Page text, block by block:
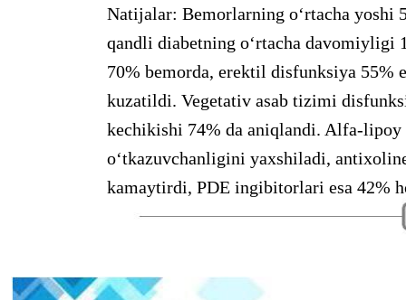
Natijalar: Bemorlarning o‘rtacha yoshi
qandli diabetning o‘rtacha davomiyligi
70% bemorda, erektil disfunksiya 55%
kuzatildi. Vegetativ asab tizimi
kechikishi 74% da aniqlandi. Alfa-lipoy
o‘tkazuvchanligini yaxshiladi,
kamaytirdi, PDE ingibitorlari esa 42%